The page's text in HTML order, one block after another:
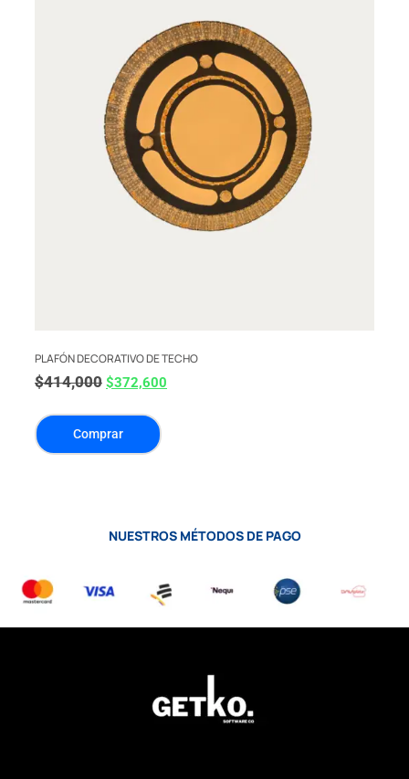
PLAFÓN DECORATIVO DE TECHO
$414,000 $372,600
Comprar
NUESTROS MÉTODOS DE PAGO